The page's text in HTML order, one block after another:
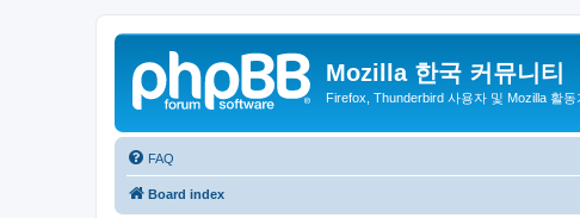
Mozilla 한국 커뮤니티
Firefox, Thunderbird 사용자 및 Mozilla 활동
FAQ
Board index